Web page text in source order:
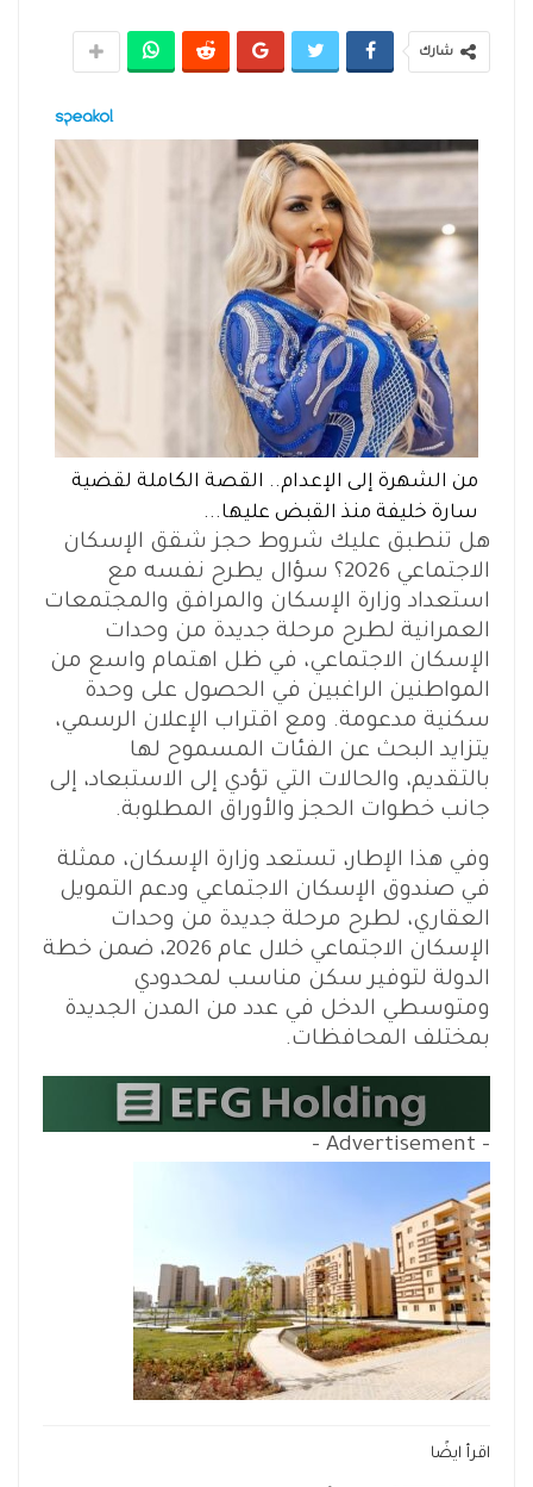
شارك
من الشهرة إلى الإعدام.. القصة الكاملة لقضية
سارة خليفة منذ القبض عليها...
هل تنطبق عليك شروط حجز شقق الإسكان
الاجتماعي 2026؟ سؤال يطرح نفسه مع
استعداد وزارة الإسكان والمرافق والمجتمعات
العمرانية لطرح مرحلة جديدة من وحدات
الإسكان الاجتماعي، في ظل اهتمام واسع من
المواطنين الراغبين في الحصول على وحدة
سكنية مدعومة. ومع اقتراب الإعلان الرسمي،
يتزايد البحث عن الفئات المسموح لها
بالتقديم، والحالات التي تؤدي إلى الاستبعاد، إلى
جانب خطوات الحجز والأوراق المطلوبة.
وفي هذا الإطار، تستعد وزارة الإسكان، ممثلة
في صندوق الإسكان الاجتماعي ودعم التمويل
العقاري، لطرح مرحلة جديدة من وحدات
الإسكان الاجتماعي خلال عام 2026، ضمن خطة
الدولة لتوفير سكن مناسب لمحدودي
ومتوسطي الدخل في عدد من المدن الجديدة
بمختلف المحافظات.
- Advertisement -
اقرأ ايضًا